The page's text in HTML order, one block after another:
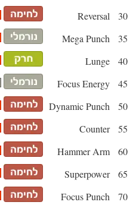
30
Reversal
35
Mega Punch
40
Lunge
45
Focus Energy
50
Dynamic Punch
55
Counter
60
Hammer Arm
65
Superpower
70
Focus Punch